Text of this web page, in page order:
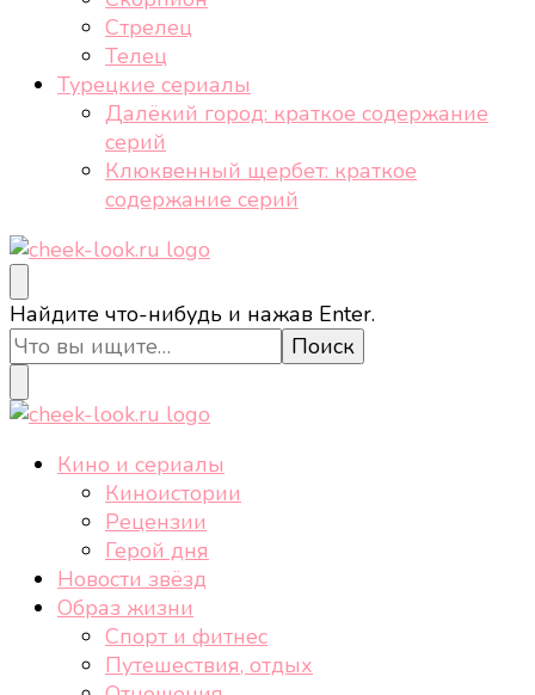
Стрелец
Телец
Турецкие сериалы
Далёкий город: краткое содержание
серий
Клюквенный щербет: краткое
содержание серий
cheek-look.ru
Женский сайт о звездах и кино, а также трендах,
здоровом образе жизни, спорте, стиле, отдыхе и
еде.
Ищите
что-
то?
Найдите что-нибудь и нажав Enter.
cheek-look.ru
Женский сайт о звездах и кино, а также трендах,
здоровом образе жизни, спорте, стиле, отдыхе и
Кино и сериалы
Киноистории
Рецензии
Герой дня
Новости звёзд
Образ жизни
Спорт и фитнес
Путешествия, отдых